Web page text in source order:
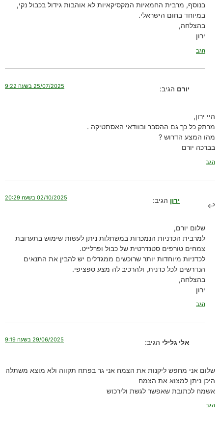
בנוסף, מרבית החמאיות המקסיקאיות לא אוהבות גידול בכבול נקי,
במיוחד בחום הישראלי.
בהצלחה,
ירון
הגב
יורם הגיב: 25/07/2025 בשעה 9:22
היי ירון,
מרתק כל כך גם ההסבר ובוודאי האסתטיקה .
מהו המצע הדרוש ?
בברכה יורם
הגב
ירון הגיב: 02/10/2025 בשעה 20:29
שלום יורם,
למרבית הכדניות הנמכרות במשתלות ניתן לעשות שימוש בתערובת
צמחים טורפים סטנדרטית של כבול ופרלייט.
לכדניות מיוחדות יותר שרוכשים ממגדלים יש להבין את התנאים
הנדרשים לכל כדנית, ולהרכיב לה מצע ספציפי.
בהצלחה,
ירון
הגב
אלי גלילי הגיב: 29/06/2025 בשעה 9:19
שלום אני מחפש ליקנות את הצמח אני גר בפתח תקווה ולא מוצא משתלה
היכן ניתן למצוא את הצמח
אשמח לכתובת שאפשר לגשת ולירכוש
הגב